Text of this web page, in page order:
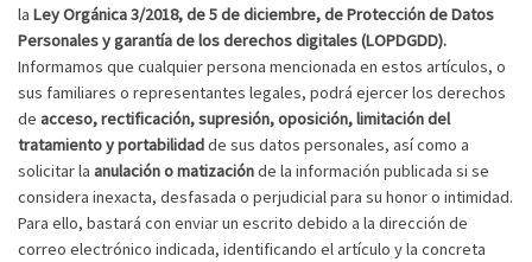
la Ley Orgánica 3/2018, de 5 de diciembre, de Protección de Datos
Personales y garantía de los derechos digitales (LOPDGDD).
Informamos que cualquier persona mencionada en estos artículos, o
sus familiares o representantes legales, podrá ejercer los derechos
de acceso, rectificación, supresión, oposición, limitación del
tratamiento y portabilidadde sus datos personales, así como a
solicitar la anulación o matizaciónde la información publicada si se
considera inexacta, desfasada o perjudicial para su honor o intimidad.
Para ello, bastará con enviar un escrito debido a la dirección de
correo electrónico indicada, identificando el artículo y la concreta